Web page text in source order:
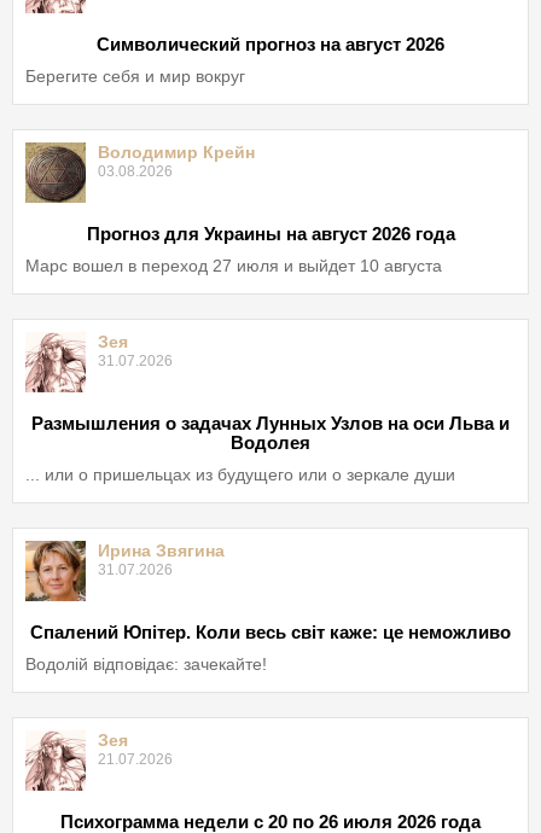
Символический прогноз на август 2026
Берегите себя и мир вокруг
Володимир Крейн
03.08.2026
Прогноз для Украины на август 2026 года
Марс вошел в переход 27 июля и выйдет 10 августа
Зея
31.07.2026
Размышления о задачах Лунных Узлов на оси Льва и
Водолея
... или о пришельцах из будущего или о зеркале души
Ирина Звягина
31.07.2026
Спалений Юпітер. Коли весь світ каже: це неможливо
Водолій відповідає: зачекайте!
Зея
21.07.2026
Психограмма недели с 20 по 26 июля 2026 года